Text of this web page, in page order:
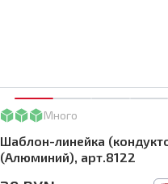
Много
Шаблон-линейка
(Алюминий), арт.8122